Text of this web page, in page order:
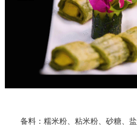
备料：糯米粉、粘米粉、砂糖、盐